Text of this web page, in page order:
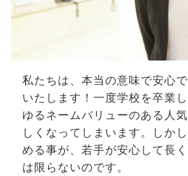
私たちは、本当の意味で安心
いたします！一度学校を卒業
ゆるネームバリューのある人
しくなってしまいます。しか
める事が、若手が安心して長
は限らないのです。